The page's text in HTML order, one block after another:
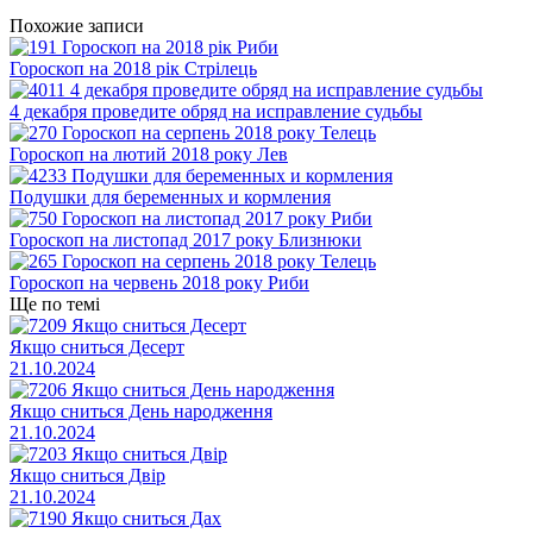
Похожие записи
Гороскоп на 2018 рік Стрілець
4 декабря проведите обряд на исправление судьбы
Гороскоп на лютий 2018 року Лев
Подушки для беременных и кормления
Гороскоп на листопад 2017 року Близнюки
Гороскоп на червень 2018 року Риби
Ще по темі
Якщо сниться Десерт
21.10.2024
Якщо сниться День народження
21.10.2024
Якщо сниться Двір
21.10.2024